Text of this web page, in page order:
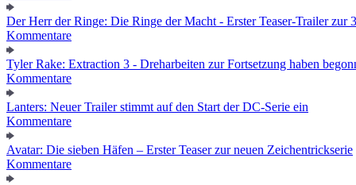
Der Herr der Ringe: Die Ringe der Macht - Erster Teaser-Trailer zur
Kommentare
Tyler Rake: Extraction 3 - Dreharbeiten zur Fortsetzung haben
Kommentare
Lanters: Neuer Trailer stimmt auf den Start der DC-Serie ein
Kommentare
Avatar: Die sieben Häfen – Erster Teaser zur neuen Zeichentrickserie
Kommentare